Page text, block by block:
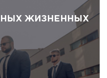
ЖИЗНЕННЫХ